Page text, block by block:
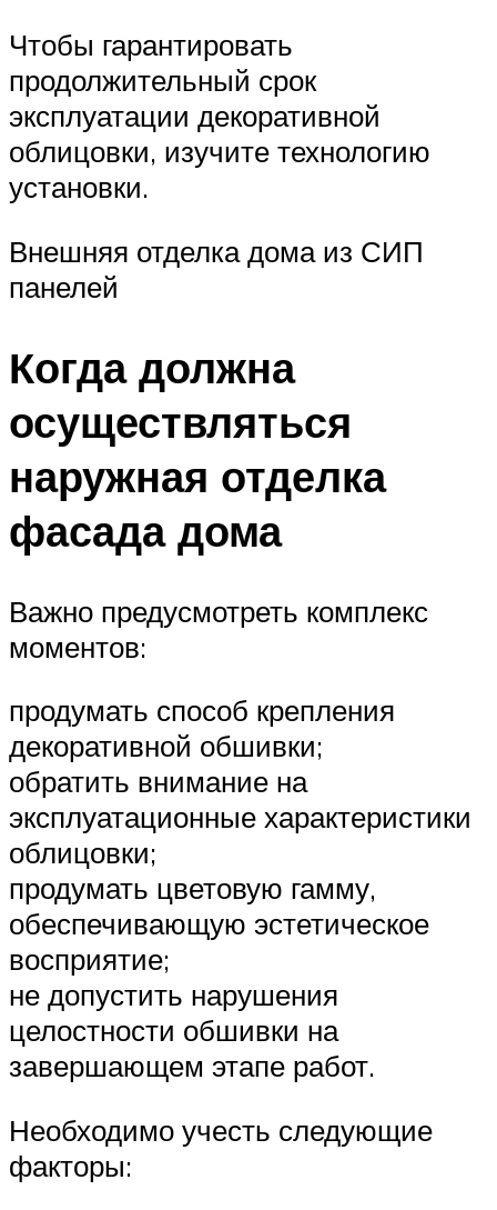
Чтобы гарантировать
продолжительный срок
эксплуатации декоративной
облицовки, изучите технологию
установки.
Внешняя отделка дома из СИП
панелей
Когда должна
осуществляться
наружная отделка
фасада дома
Важно предусмотреть комплекс
моментов:
продумать способ крепления
декоративной обшивки;
обратить внимание на
эксплуатационные характеристики
облицовки;
продумать цветовую гамму,
обеспечивающую эстетическое
восприятие;
не допустить нарушения
целостности обшивки на
завершающем этапе работ.
Необходимо учесть следующие
факторы: